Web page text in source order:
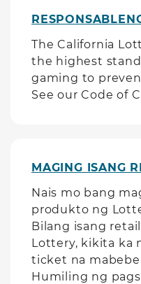
The California
the highest
gaming to
See our Code of
MAGING ISANG
Nais mo bang
produkto ng
Bilang isang
Lottery, kikita ka
ticket na
Humiling ng